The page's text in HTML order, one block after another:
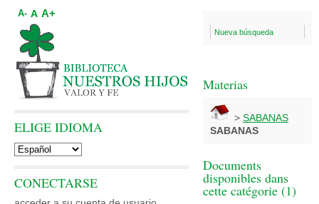
Nueva búsqueda
Materias
> SABANAS
SABANAS
Documents
disponibles dans
cette catégorie (1)
A- A A+
ELIGE IDIOMA
CONECTARSE